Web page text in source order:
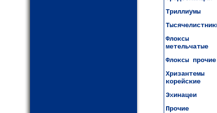
Триллиумы
Флоксы
метельчатые
Флоксы прочие
Хризантемы
корейские
Эхинацеи
Прочие